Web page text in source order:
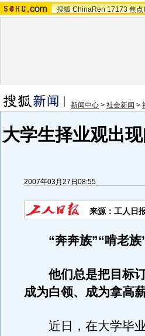
搜狐 ChinaRen 17173 焦点
新闻中心 > 社会新闻 >
大学生择业观出
2007年03月27日08:55
来源：工人日
“奔奔族”“啃老
他们总是把目标
成为白领、成为拿高
近日，在大学毕业